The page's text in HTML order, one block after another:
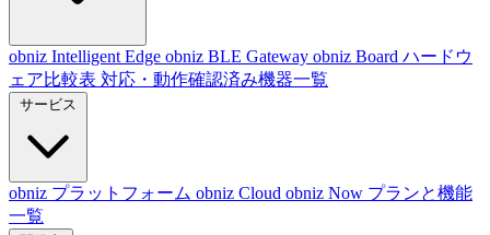
obniz Intelligent Edge obniz BLE Gateway obniz Board ハードウ
ェア比較表 対応・動作確認済み機器一覧
obniz プラットフォーム obniz Cloud obniz Now プランと機能
一覧